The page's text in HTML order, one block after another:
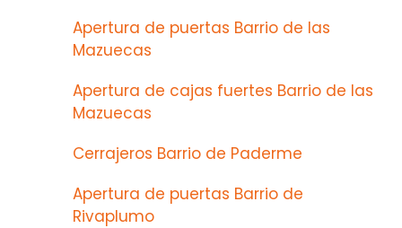
Apertura de puertas Barrio de las
Mazuecas
Apertura de cajas fuertes Barrio de las
Mazuecas
Cerrajeros Barrio de Paderme
Apertura de puertas Barrio de
Rivaplumo